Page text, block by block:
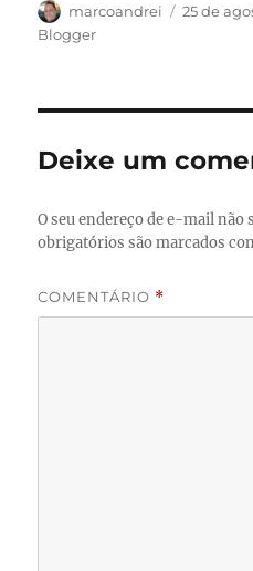
Autor
marcoandrei 25 de
Blogger
Deixe um
O seu endereço de e-mail não
obrigatórios são marcados
COMENTÁRIO *